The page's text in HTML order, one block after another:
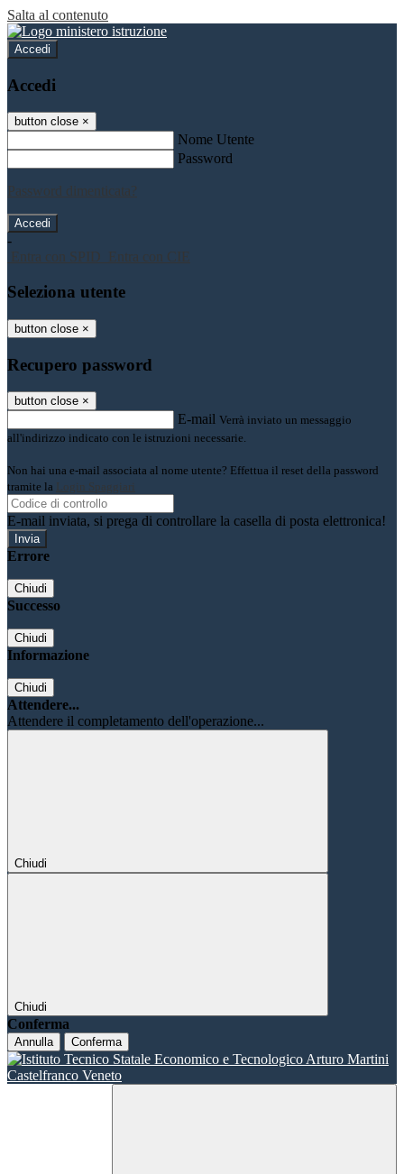
Salta al contenuto
Accedi
Accedi
button close ×
Nome Utente
Password
Password dimenticata?
-
Entra con SPID
Entra con CIE
Seleziona utente
button close ×
Recupero password
button close ×
E-mail Verrà inviato un messaggio
all'indirizzo indicato con le istruzioni necessarie.
Non hai una e-mail associata al nome utente? Effettua il reset della password
tramite la Login Spaggiari
E-mail inviata, si prega di controllare la casella di posta elettronica!
Errore
Chiudi
Successo
Chiudi
Informazione
Chiudi
Attendere...
Attendere il completamento dell'operazione...
Chiudi
Chiudi
Conferma
Annulla Conferma